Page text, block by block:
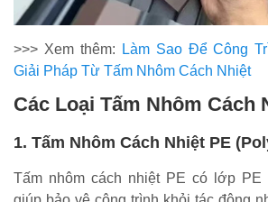
>>> Xem thêm:
Làm Sao Để Công
Giải Pháp Từ Tấm Nhôm Cách Nhiệt
Các Loại Tấm Nhôm Cách
1. Tấm Nhôm Cách Nhiệt PE
Tấm nhôm cách nhiệt PE có lớp PE